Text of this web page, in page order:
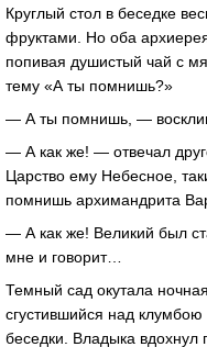
Круглый стол в беседке
фруктами. Но оба
попивая душистый чай с
тему «А ты помнишь?»
— А ты помнишь, —
— А как же! — отвечал
Царство ему Небесное,
помнишь архимандрита
— А как же! Великий был
мне и говорит…
Темный сад окутала
сгустившийся над клумбою
беседки. Владыка вдохнул